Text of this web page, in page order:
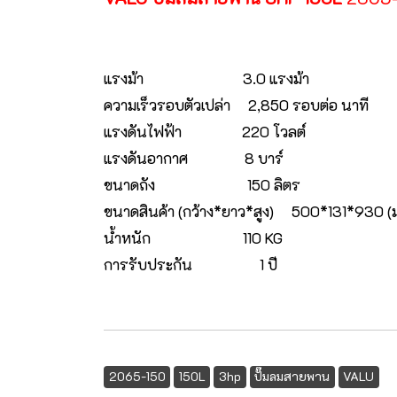
แรงม้า 3.0 แรงม้า
ความเร็วรอบตัวเปล่า 2,850 รอบต่อ นาที
แรงดันไฟฟ้า 220 โวลต์
แรงดันอากาศ 8 บาร์
ขนาดถัง 150 ลิตร
ขนาดสินค้า (กว้าง*ยาว*สูง) 500*131*930 (
น้ำหนัก 110 KG
การรับประกัน 1 ปี
2065-150 150L 3hp ปั๊มลมสายพาน VALU